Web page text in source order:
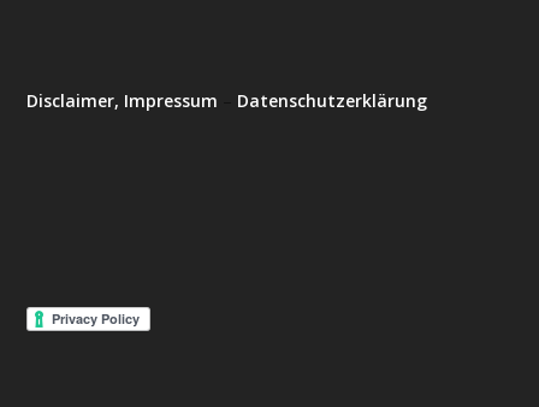
Disclaimer, Impressum Datenschutzerklärung